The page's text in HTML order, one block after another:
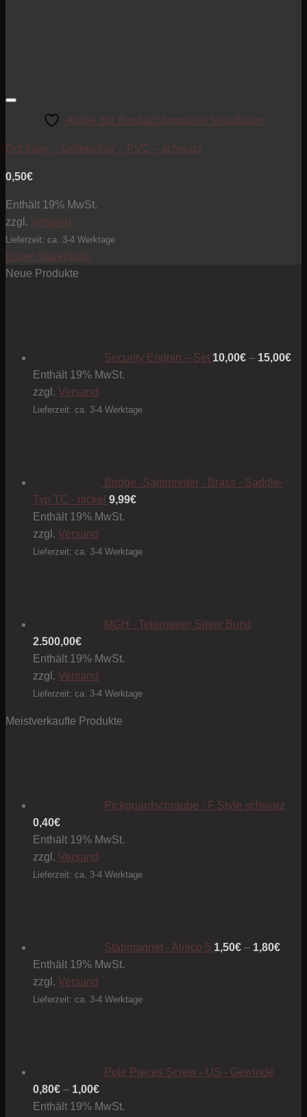
Artikel zur Beobachtungsliste hinzufügen
Dot Inlay – Seiteninlay – PVC – schwarz
0,50€
Enthält 19% MwSt.
zzgl. Versand
Lieferzeit: ca. 3-4 Werktage
In den Warenkorb
Neue Produkte
Security Endpin – Set 10,00€ – 15,00€
Enthält 19% MwSt.
zzgl. Versand
Lieferzeit: ca. 3-4 Werktage
Bridge -Saitenreiter - Brass - Saddle-
Typ TC - nickel 9,99€
Enthält 19% MwSt.
zzgl. Versand
Lieferzeit: ca. 3-4 Werktage
MGH - Telemaster Silver Burst
2.500,00€
Enthält 19% MwSt.
zzgl. Versand
Lieferzeit: ca. 3-4 Werktage
Meistverkaufte Produkte
Pickguardschraube - F Style schwarz
0,40€
Enthält 19% MwSt.
zzgl. Versand
Lieferzeit: ca. 3-4 Werktage
Stabmagnet - Alnico 5 1,50€ – 1,80€1,80€
Enthält 19% MwSt.
zzgl. Versand
Lieferzeit: ca. 3-4 Werktage
Pole Pieces Screw - US - Gewinde
0,80€ – 1,00€Preisspanne:
0,80€
Enthält 19% MwSt.